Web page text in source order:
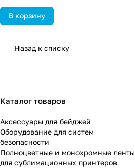
В корзину
Назад к списку
Каталог товаров
Аксессуары для бейджей
Оборудование для систем
безопасности
Полноцветные и монохромные ленты
для сублимационных принтеров